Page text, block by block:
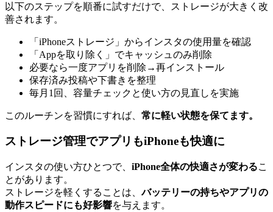
以下のステップを順番に試すだけで、ストレージが大きく改
善されます。
「iPhoneストレージ」からインスタの使用量を確認
「Appを取り除く」でキャッシュのみ削除
必要なら一度アプリを削除→再インストール
保存済み投稿や下書きを整理
毎月1回、容量チェックと使い方の見直しを実施
このルーチンを習慣にすれば、 常に軽い状態を保てます。
ストレージ管理でアプリもiPhoneも快適に
インスタの使い方ひとつで、 iPhone全体の快適さが変わるこ
とがあります。
ストレージを軽くすることは、バッテリーの持ちやアプリの
動作スピードにも好影響を与えます。